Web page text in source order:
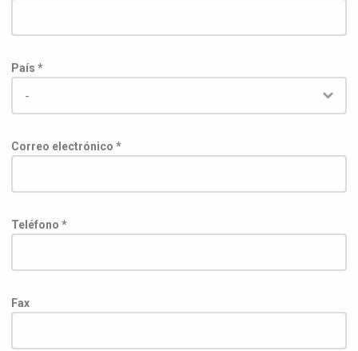
País *
Correo electrónico *
Teléfono *
Fax